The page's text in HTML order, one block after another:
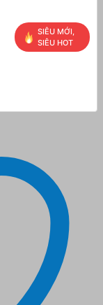
SIÊU MỚI,
SIÊU HOT